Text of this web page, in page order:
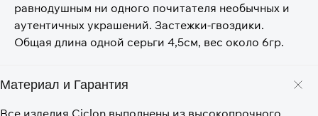
равнодушным ни одного почитателя необычных и
аутентичных украшений. Застежки-гвоздики.
Общая длина одной серьги 4,5см, вес около 6гр.
Материал и Гарантия
Все изделия Ciclon выполнены из высокопрочного